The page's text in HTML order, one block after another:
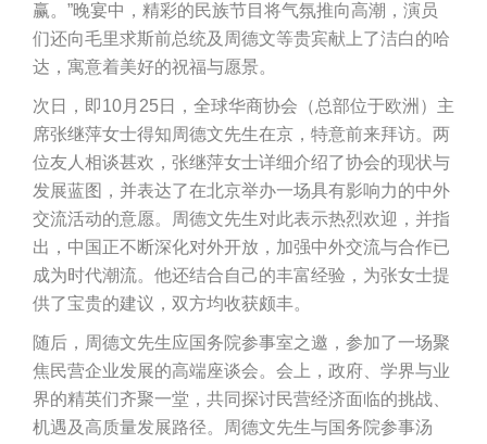
赢。”晚宴中，精彩的民族节目将气氛推向高潮，演员
们还向毛里求斯前总统及周德文等贵宾献上了洁白的哈
达，寓意着美好的祝福与愿景。
次日，即10月25日，全球华商协会（总部位于欧洲）主
席张继萍女士得知周德文先生在京，特意前来拜访。两
位友人相谈甚欢，张继萍女士详细介绍了协会的现状与
发展蓝图，并表达了在北京举办一场具有影响力的中外
交流活动的意愿。周德文先生对此表示热烈欢迎，并指
出，中国正不断深化对外开放，加强中外交流与合作已
成为时代潮流。他还结合自己的丰富经验，为张女士提
供了宝贵的建议，双方均收获颇丰。
随后，周德文先生应国务院参事室之邀，参加了一场聚
焦民营企业发展的高端座谈会。会上，政府、学界与业
界的精英们齐聚一堂，共同探讨民营经济面临的挑战、
机遇及高质量发展路径。周德文先生与国务院参事汤